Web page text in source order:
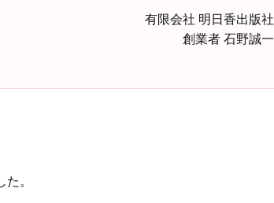
有限会社 明日香出版社
創業者 石野誠一
。